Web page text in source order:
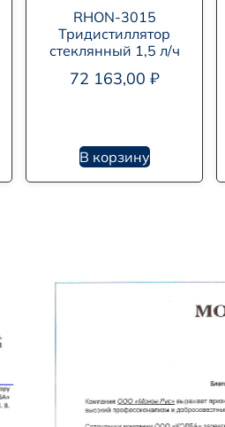
RHON-3015
Тридистиллятор
стеклянный 1,5 л/ч
72 163,00 ₽
В корзину